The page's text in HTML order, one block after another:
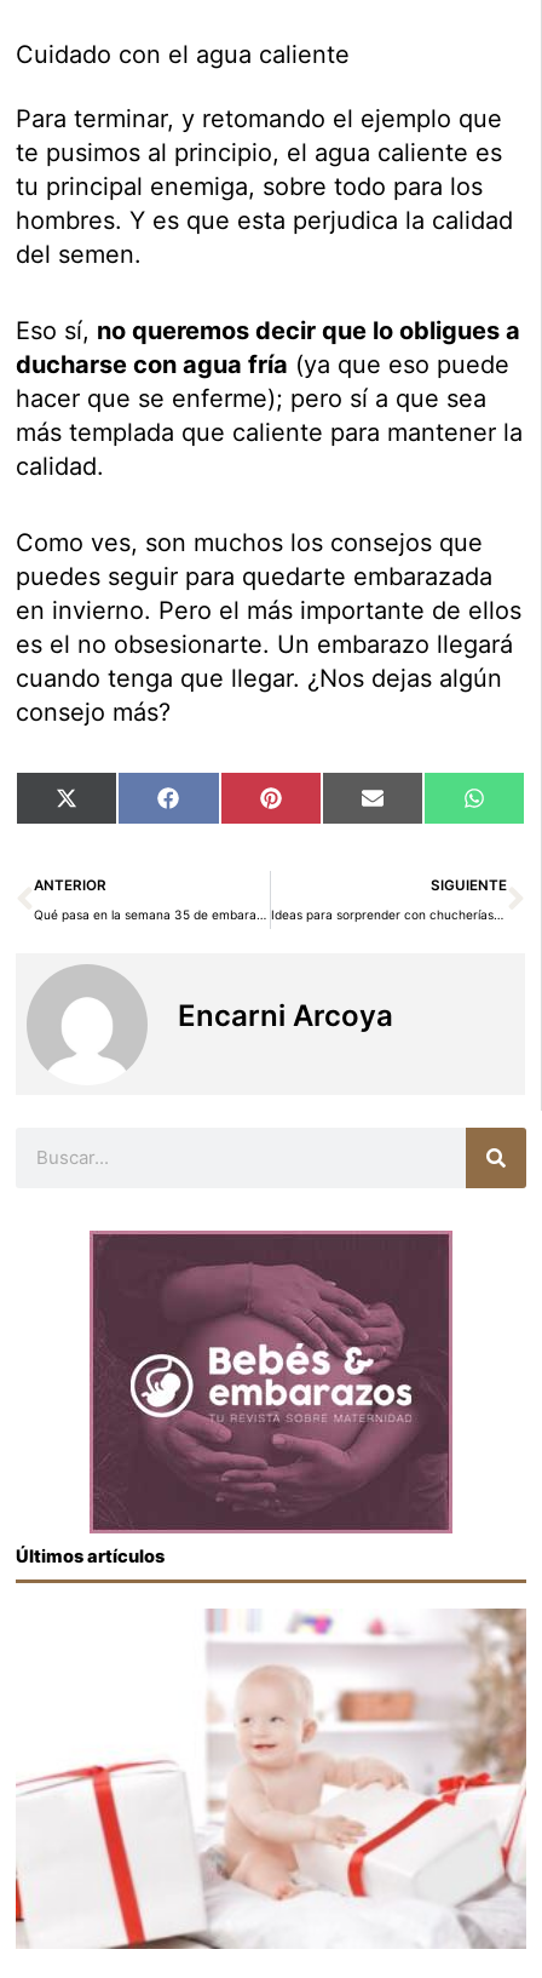
Cuidado con el agua caliente
Para terminar, y retomando el ejemplo que
te pusimos al principio, el agua caliente es
tu principal enemiga, sobre todo para los
hombres. Y es que esta perjudica la calidad
del semen.
Eso sí, no queremos decir que lo obligues a
ducharse con agua fría (ya que eso puede
hacer que se enferme); pero sí a que sea
más templada que caliente para mantener la
calidad.
Como ves, son muchos los consejos que
puedes seguir para quedarte embarazada
en invierno. Pero el más importante de ellos
es el no obsesionarte. Un embarazo llegará
cuando tenga que llegar. ¿Nos dejas algún
consejo más?
Compartir
en
X
(Twitter)
Compartir
en
Facebook Compartir
en
Pinterest Compartir
en
Email
en
Ant
ANTERIOR
Qué pasa en la semana 35 de embarazo
SIGUIENTE
Ideas para sorprender con chucherías a los más pequeños el día de Reyes
Encarni Arcoya
Últimos artículos